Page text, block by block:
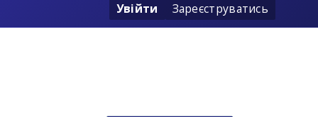
Увійти Зареєструватись